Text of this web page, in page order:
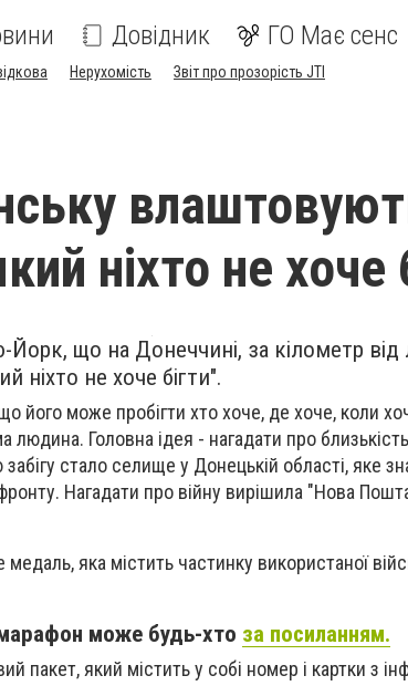
Довідник ГО Має сенс
Нерухомість Звіт про прозорість JTI
ніхто не хоче
що на Донеччині, за кілометр від
ніхто не хоче бігти".
його може пробігти хто хоче, де хоче, коли
людина. Головна ідея - нагадати про близькість
стало селище у Донецькій області, яке
фронту. Нагадати про війну вирішила "Нова
медаль, яка містить частинку використаної
може будь-хто за посиланням.
пакет, який містить у собі номер і картки з